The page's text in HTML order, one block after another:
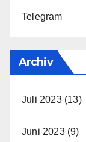
Telegram
Archiv
Juli 2023(13)
Juni 2023(9)